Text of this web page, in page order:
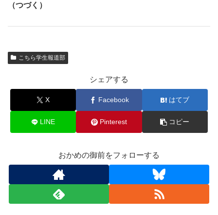
（つづく）
こちら学生報道部
シェアする
X Facebook はてブ
LINE Pinterest コピー
おかめの御前をフォローする